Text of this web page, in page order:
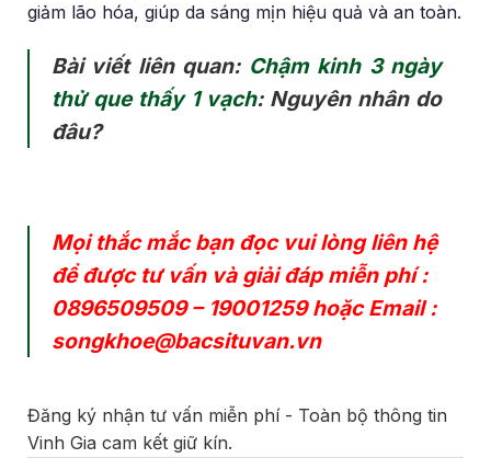
giảm lão hóa, giúp da sáng mịn hiệu quả và an toàn.
Bài viết liên quan: Chậm kinh 3 ngày
thử que thấy 1 vạch: Nguyên nhân do
đâu?
Mọi thắc mắc bạn đọc vui lòng liên hệ
để được tư vấn và giải đáp miễn phí :
0896509509– 19001259hoặc Email :
songkhoe@bacsituvan.vn
Đăng ký nhận tư vấn miễn phí - Toàn bộ thông tin
Vinh Gia cam kết giữ kín.